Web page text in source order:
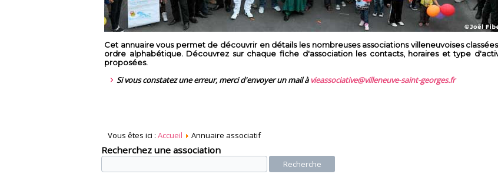
Cet annuaire vous permet de découvrir en détails les nombreuses associations villeneuvoises
ordre alphabétique. Découvrez sur chaque fiche d'association les contacts, horaires et type
proposées.
Si vous constatez une erreur, merci d'envoyer un mail àvieassociative@villeneuve-saint-georges.fr
Vous êtes ici : Accueil Annuaire associatif
Recherchez une association
Recherche